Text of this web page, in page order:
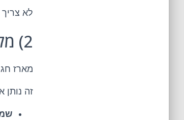
לא צריך
2) מלוח חכם שמרגיש ״מארחים״
מארז
זה נותן